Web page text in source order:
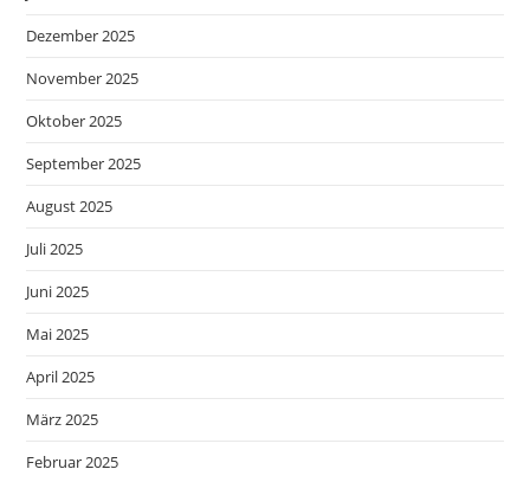
Dezember 2025
November 2025
Oktober 2025
September 2025
August 2025
Juli 2025
Juni 2025
Mai 2025
April 2025
März 2025
Februar 2025